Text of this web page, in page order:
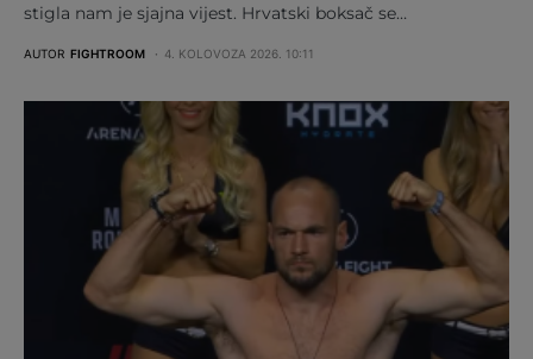
stigla nam je sjajna vijest. Hrvatski boksač se…
AUTOR FIGHTROOM 4. KOLOVOZA 2026. 10:11